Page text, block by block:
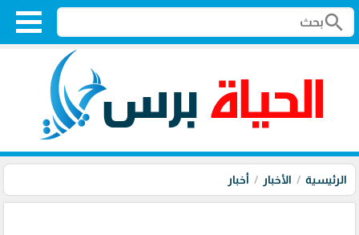
search
الرئيسية الأخبار أخبار